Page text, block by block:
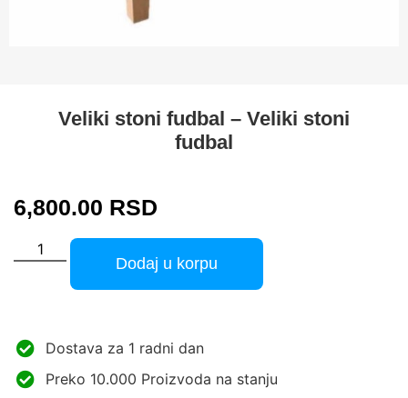
Veliki stoni fudbal – Veliki stoni
fudbal
6,800.00 RSD
Dodaj u korpu
Dostava za 1 radni dan
Preko 10.000 Proizvoda na stanju